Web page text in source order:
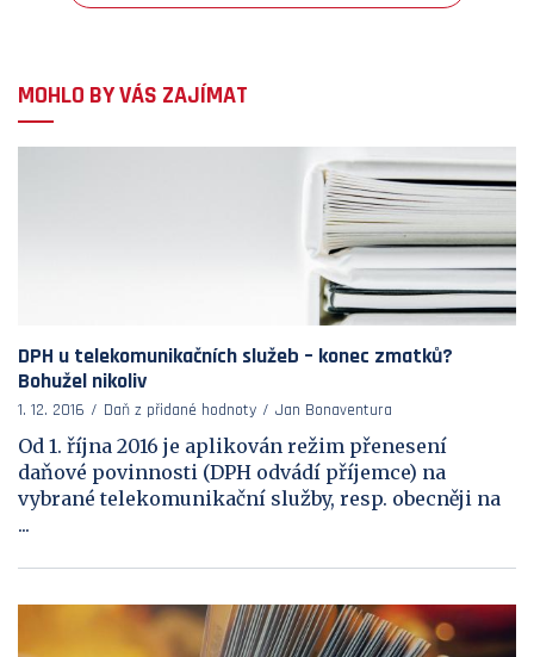
MOHLO BY VÁS ZAJÍMAT
DPH u telekomunikačních služeb – konec zmatků?
Bohužel nikoliv
1. 12. 2016 Daň z přidané hodnoty Jan Bonaventura
Od 1. října 2016 je aplikován režim přenesení
daňové povinnosti (DPH odvádí příjemce) na
vybrané telekomunikační služby, resp. obecněji na
...